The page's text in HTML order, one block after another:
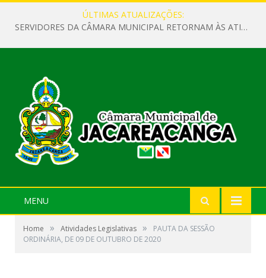
ÚLTIMAS ATUALIZAÇÕES:
SERVIDORES DA CÂMARA MUNICIPAL RETORNAM ÀS ATIVIDADES APÓS O RECESSO PARLAMENTAR
MENU
Home » Atividades Legislativas »
PAUTA DA SESSÃO
ORDINÁRIA, DE 09 DE OUTUBRO DE 2020